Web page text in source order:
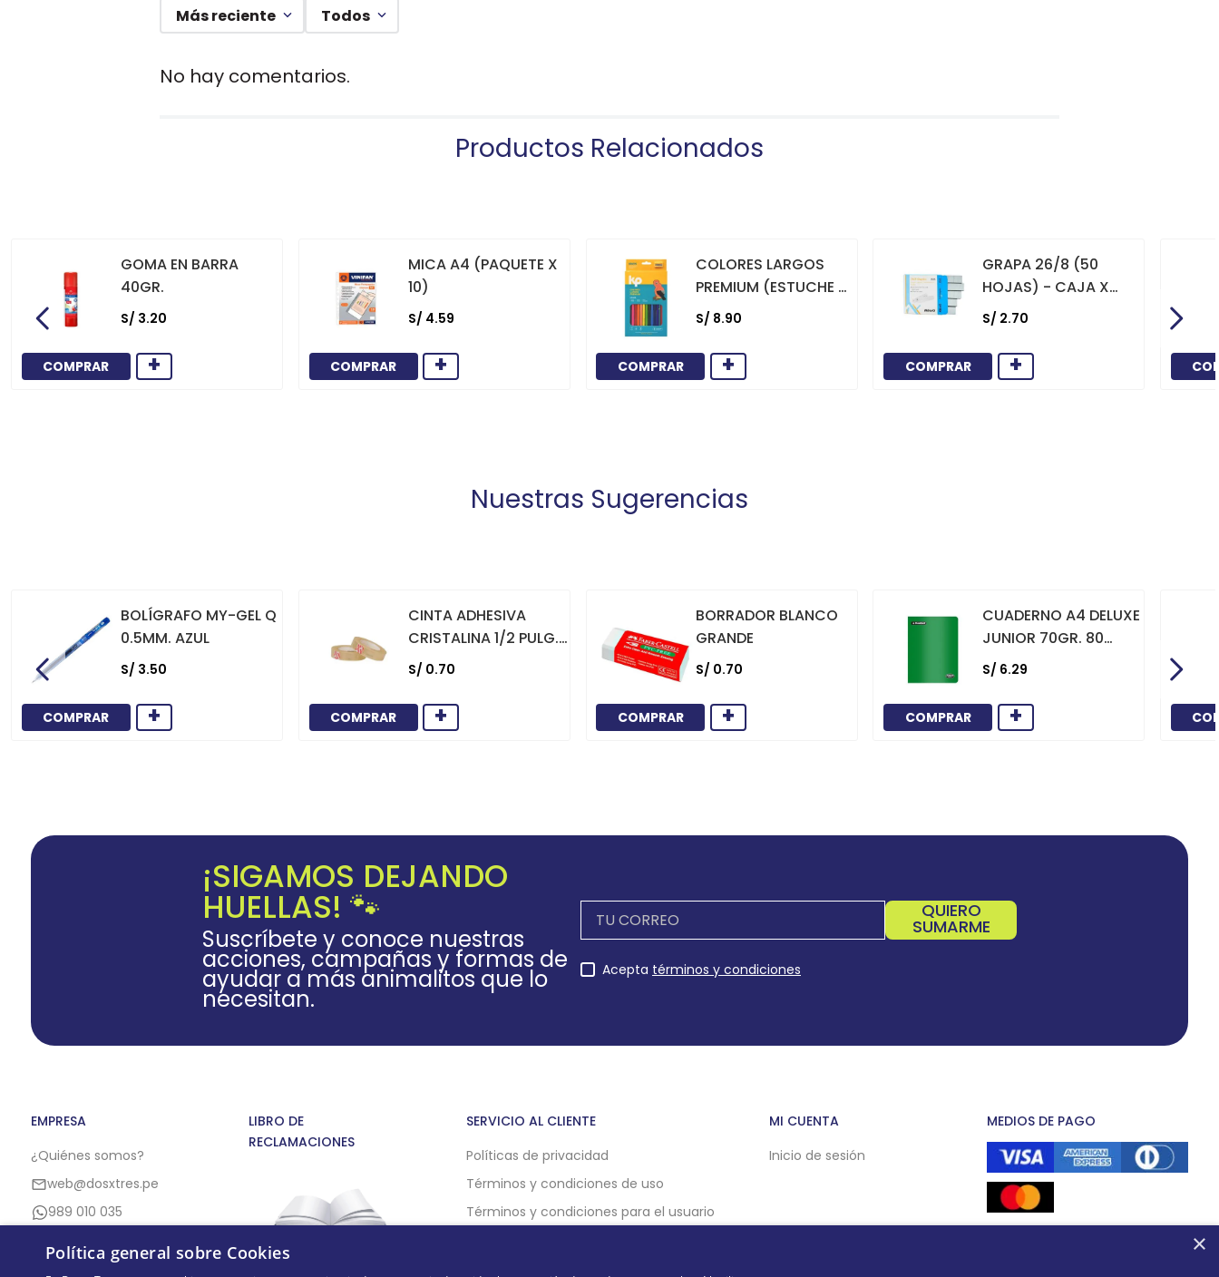
Más reciente Todos
No hay comentarios.
Productos Relacionados
GOMA EN BARRA
40GR.
S/ 3.20
COMPRAR +
MICA A4 (PAQUETE X
10)
S/ 4.59
COMPRAR +
COLORES LARGOS
PREMIUM (ESTUCHE X
12)
S/ 8.90
COMPRAR +
GRAPA 26/8 (50
HOJAS) - CAJA X
1000
S/ 2.70
COMPRAR +
Nuestras Sugerencias
BOLÍGRAFO MY-GEL Q
0.5MM. AZUL
S/ 3.50
COMPRAR +
CINTA ADHESIVA
CRISTALINA 1/2 PULG.
X 36 YARDAS
S/ 0.70
COMPRAR +
BORRADOR BLANCO
GRANDE
S/ 0.70
COMPRAR +
CUADERNO A4 DELUXE
JUNIOR 70GR. 80
HOJAS
CUADRICULADO
MARCO ROJO VERDE
S/ 6.29
COMPRAR +
¡SIGAMOS DEJANDO
HUELLAS! 🐾
Suscríbete y conoce nuestras
acciones, campañas y formas de
ayudar a más animalitos que lo
necesitan.
QUIERO
SUMARME
Acepta términos y condiciones
EMPRESA
¿Quiénes somos?
web@dosxtres.pe
989 010 035
LIBRO DE
RECLAMACIONES
SERVICIO AL CLIENTE
Políticas de privacidad
Términos y condiciones de uso
Términos y condiciones para el usuario
MI CUENTA
Inicio de sesión
MEDIOS DE PAGO
×
Política general sobre Cookies